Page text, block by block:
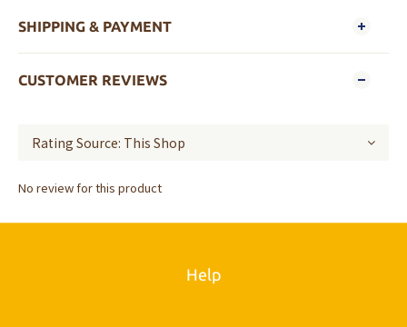
SHIPPING & PAYMENT
CUSTOMER REVIEWS
No review for this product
Help